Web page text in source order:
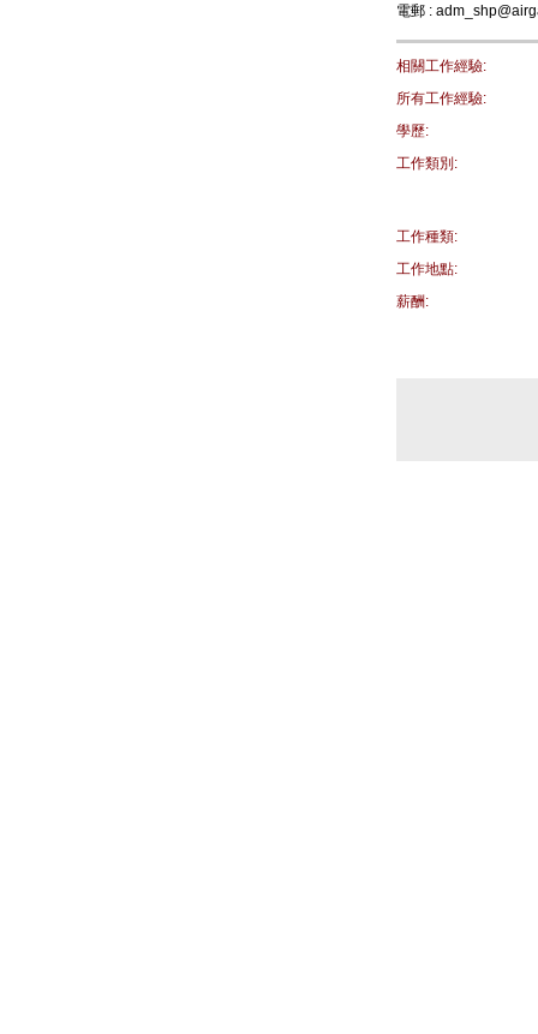
電郵 :
相關工作經驗:
所有工作經驗:
學歷:
工作類別:
工作種類:
工作地點:
薪酬: